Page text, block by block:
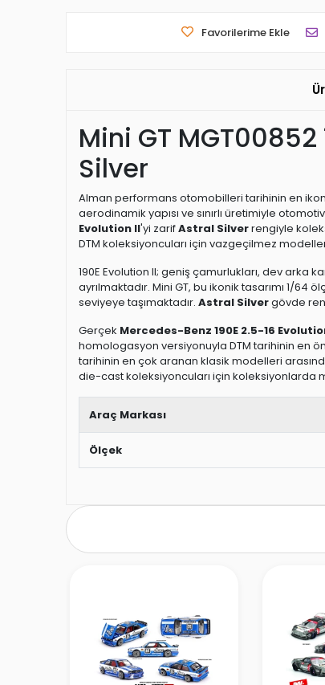
Favorilerime Ekle
Mini GT
Silver
Alman performans otomobilleri tarihinin en
aerodinamik yapısı ve sınırlı üretimiyle
Evolution II'yi zarifAstral Silverrengiyle
DTM koleksiyoncuları için vazgeçilmez
190E Evolution II; geniş çamurlukları, dev arka
ayrılmaktadır. Mini GT, bu ikonik tasarımı 1/
seviyeye taşımaktadır. Astral Silvergövde
Gerçek Mercedes-Benz 190E 2.5-16
homologasyon versiyonuyla DTM tarihinin en
tarihinin en çok aranan klasik modelleri
die-cast koleksiyoncuları için koleksiyonlarda
Araç Markası
Ölçek